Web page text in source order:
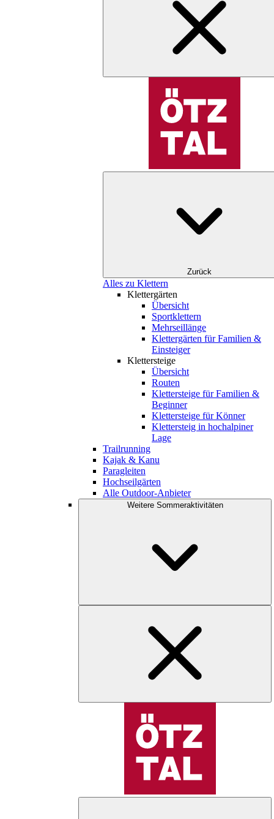
Zurück
Alles zu Klettern
Klettergärten
Übersicht
Sportklettern
Mehrseillänge
Klettergärten für Familien &
Einsteiger
Klettersteige
Übersicht
Routen
Klettersteige für Familien &
Beginner
Klettersteige für Könner
Klettersteig in hochalpiner
Lage
Trailrunning
Kajak & Kanu
Paragleiten
Hochseilgärten
Alle Outdoor-Anbieter
Weitere Sommeraktivitäten